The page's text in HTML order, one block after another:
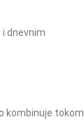
dnevnim
kombinuje tokom